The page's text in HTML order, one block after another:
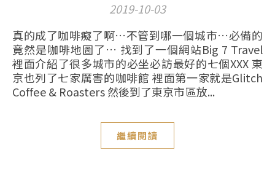
2019-10-03
真的成了咖啡癡了啊…不管到哪一個城市…必備的
竟然是咖啡地圖了… 找到了一個網站Big 7 Travel
裡面介紹了很多城市的必坐必訪最好的七個XXX 東
京也列了七家厲害的咖啡館 裡面第一家就是Glitch
Coffee & Roasters 然後到了東京市區放...
繼續閱讀